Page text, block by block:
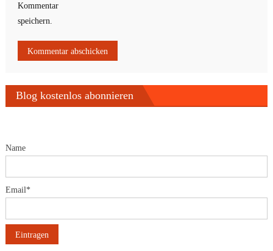
Kommentar
speichern.
Blog kostenlos abonnieren
Name
Email*